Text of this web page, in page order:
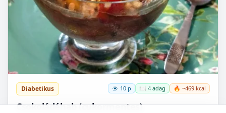
Diabetikus 10 p 🍽️ 4 adag 🔥 ~469 kcal
Csokoládéhab (cukormentes)